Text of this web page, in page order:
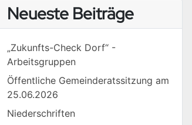
Neueste Beiträge
„Zukunfts-Check Dorf“ -
Arbeitsgruppen
Öffentliche Gemeinderatssitzung am
25.06.2026
Niederschriften